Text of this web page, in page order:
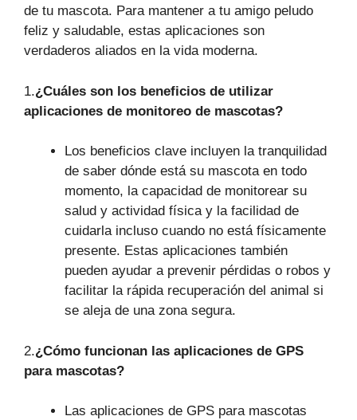
de tu mascota. Para mantener a tu amigo peludo
feliz y saludable, estas aplicaciones son
verdaderos aliados en la vida moderna.
1.¿Cuáles son los beneficios de utilizar
aplicaciones de monitoreo de mascotas?
Los beneficios clave incluyen la tranquilidad
de saber dónde está su mascota en todo
momento, la capacidad de monitorear su
salud y actividad física y la facilidad de
cuidarla incluso cuando no está físicamente
presente. Estas aplicaciones también
pueden ayudar a prevenir pérdidas o robos y
facilitar la rápida recuperación del animal si
se aleja de una zona segura.
2.¿Cómo funcionan las aplicaciones de GPS
para mascotas?
Las aplicaciones de GPS para mascotas